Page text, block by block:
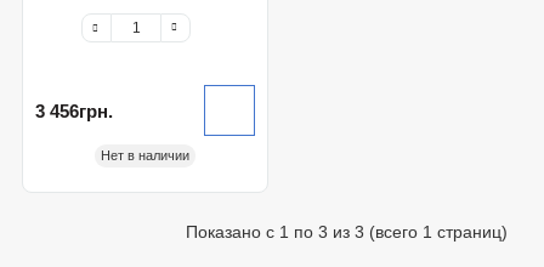
3 456грн.
Нет в наличии
Показано с 1 по 3 из 3 (всего 1 страниц)